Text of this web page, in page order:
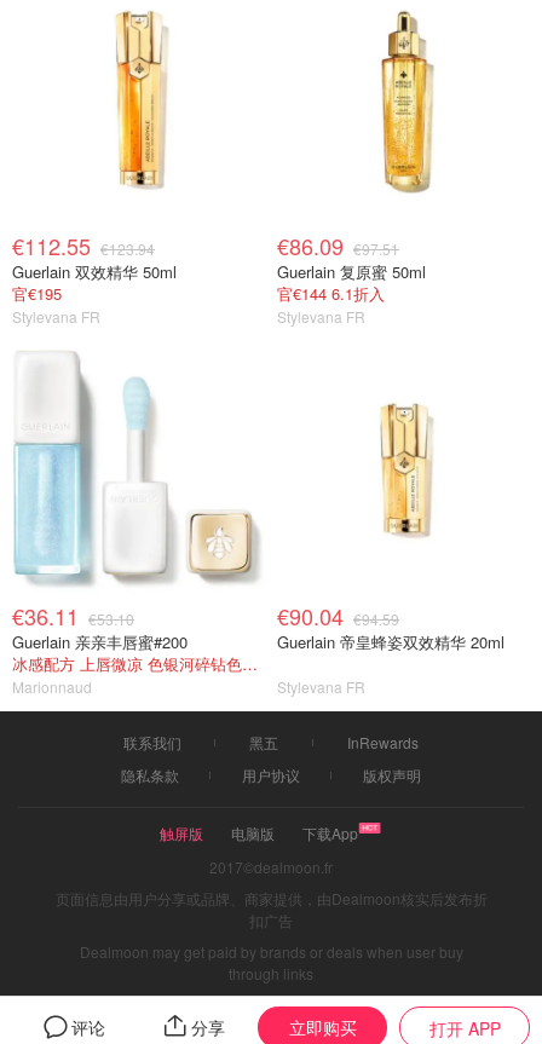
€112.55 €123.94
Guerlain 双效精华 50ml
官€195
Stylevana FR
€86.09 €97.51
Guerlain 复原蜜 50ml
官€144 6.1折入
Stylevana FR
€36.11 €53.10
Guerlain 亲亲丰唇蜜#200
冰感配方 上唇微凉 色银河碎钻色细闪！
Marionnaud
€90.04 €94.59
Guerlain 帝皇蜂姿双效精华 20ml
Stylevana FR
评论 分享 立即购买 打开 APP
联系我们 黑五
InRewards
隐私条款
用户协议 版权声明
触屏版 电脑版
下载App
2017©dealmoon.fr
页面信息由用户分享或品牌、商家提供，由Dealmoon核实后发布折
扣广告
Dealmoon may get paid by brands or deals when user buy
through links